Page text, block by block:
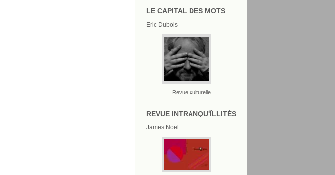
LE CAPITAL DES MOTS
Eric Dubois
Revue culturelle
REVUE INTRANQU'ÎLLITÉS
James Noël